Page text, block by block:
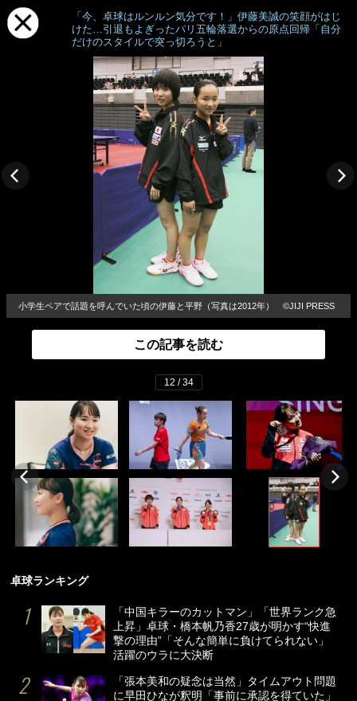
「今、卓球はルンルン気分です！」伊藤美誠の笑顔がはじ
けた…引退もよぎったパリ五輪落選からの原点回帰「自分
だけのスタイルで突っ切ろうと」
小学生ペアで話題を呼んでいた頃の伊藤と平野（写真は2012年） ©JIJI PRESS
この記事を読む
12 / 34
卓球ランキング
「中国キラーのカットマン」「世界ランク急
上昇」卓球・橋本帆乃香27歳が明かす“快進
撃の理由”「そんな簡単に負けてられない」
活躍のウラに大決断
「張本美和の疑念は当然」タイムアウト問題
に早田ひなが釈明「事前に承認を得ていた」